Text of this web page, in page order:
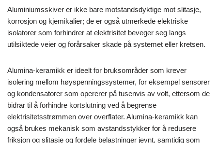
Aluminiumsskiver er ikke bare motstandsdyktige mot slitasje,
korrosjon og kjemikalier; de er også utmerkede elektriske
isolatorer som forhindrer at elektrisitet beveger seg langs
utilsiktede veier og forårsaker skade på systemet eller kretsen.
Alumina-keramikk er ideelt for bruksområder som krever
isolering mellom høyspenningssystemer, for eksempel sensorer
og kondensatorer som opererer på tusenvis av volt, ettersom de
bidrar til å forhindre kortslutning ved å begrense
elektrisitetsstrømmen over overflater. Alumina-keramikk kan
også brukes mekanisk som avstandsstykker for å redusere
friksjon og slitasje og fordele belastninger jevnt, samtidig som